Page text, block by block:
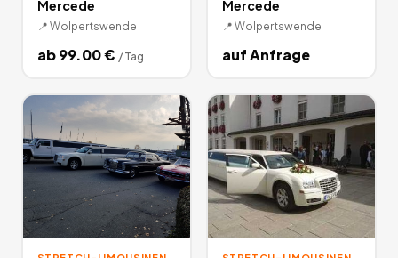
Mercede
📍 Wolpertswende
ab99.00€ / Tag
Mercede
📍 Wolpertswende
auf Anfrage